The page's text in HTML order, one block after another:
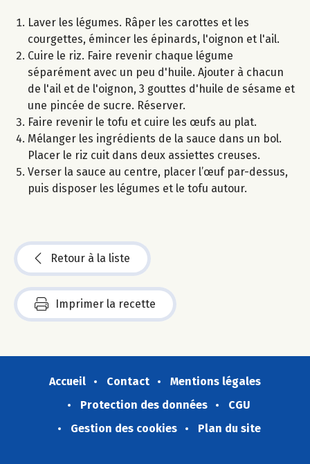
Laver les légumes. Râper les carottes et les
courgettes, émincer les épinards, l'oignon et l'ail.
Cuire le riz. Faire revenir chaque légume
séparément avec un peu d'huile. Ajouter à chacun
de l'ail et de l'oignon, 3 gouttes d'huile de sésame et
une pincée de sucre. Réserver.
Faire revenir le tofu et cuire les œufs au plat.
Mélanger les ingrédients de la sauce dans un bol.
Placer le riz cuit dans deux assiettes creuses.
Verser la sauce au centre, placer l’œuf par-dessus,
puis disposer les légumes et le tofu autour.
Retour à la liste
Imprimer la recette
Accueil Contact
Mentions légales
Protection des données
CGU
Gestion des cookies
Plan du site